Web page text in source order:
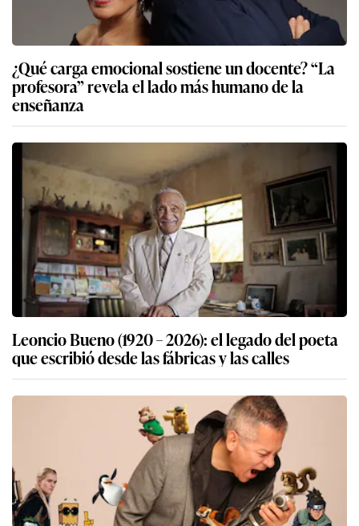
¿Qué carga emocional sostiene un docente? “La
profesora” revela el lado más humano de la
enseñanza
Leoncio Bueno (1920 – 2026): el legado del poeta
que escribió desde las fábricas y las calles